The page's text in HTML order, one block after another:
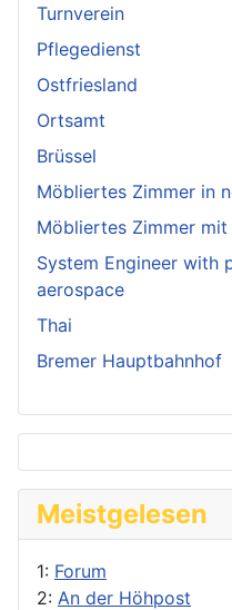
Turnverein
Pflegedienst
Ostfriesland
Ortsamt
Brüssel
Möbliertes Zimmer in
Möbliertes Zimmer mit
System Engineer with
aerospace
Thai
Bremer Hauptbahnhof
Meistgelesen
1: Forum
2: An der Höhpost